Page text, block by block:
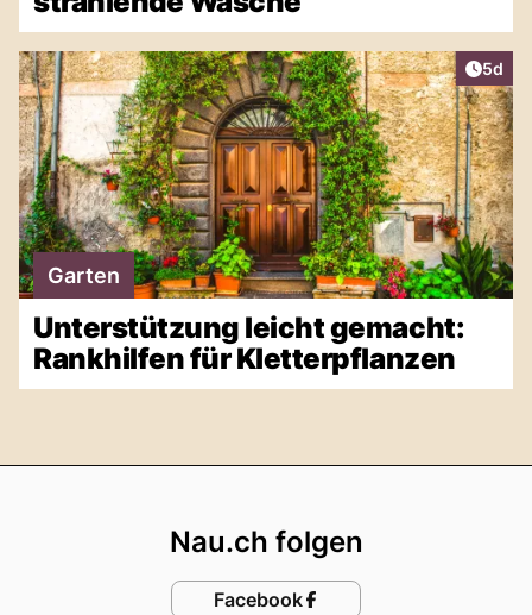
5d
Garten
Unterstützung leicht gemacht:
Rankhilfen für Kletterpflanzen
Nau.ch folgen
Facebook